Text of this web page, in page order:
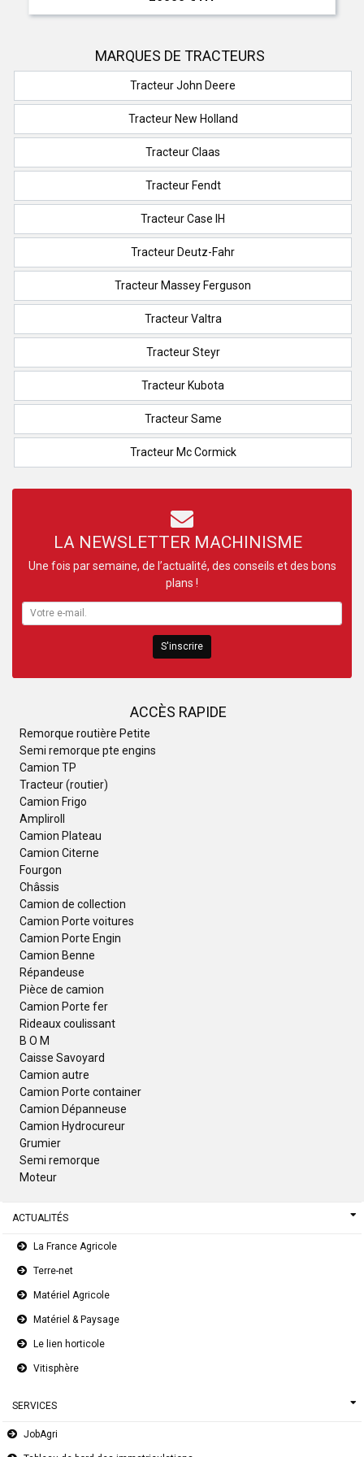
ACCÈS RAPIDE
Remorque routière Petite
Semi remorque pte engins
Camion TP
Tracteur (routier)
Camion Frigo
Ampliroll
Camion Plateau
Camion Citerne
Fourgon
Châssis
Camion de collection
Camion Porte voitures
Camion Porte Engin
Camion Benne
Répandeuse
Pièce de camion
Camion Porte fer
Rideaux coulissant
B O M
Caisse Savoyard
Camion autre
Camion Porte container
Camion Dépanneuse
Camion Hydrocureur
Grumier
Semi remorque
Moteur
MARQUES DE TRACTEURS
Tracteur John Deere
Tracteur New Holland
Tracteur Claas
Tracteur Fendt
Tracteur Case IH
Tracteur Deutz-Fahr
Tracteur Massey Ferguson
Tracteur Valtra
Tracteur Steyr
Tracteur Kubota
Tracteur Same
Tracteur Mc Cormick
LA NEWSLETTER MACHINISME
Une fois par semaine, de l’actualité, des conseils et des bons
plans !
S'inscrire
ACTUALITÉS
La France Agricole
Terre-net
Matériel Agricole
Matériel & Paysage
Le lien horticole
Vitisphère
SERVICES
JobAgri